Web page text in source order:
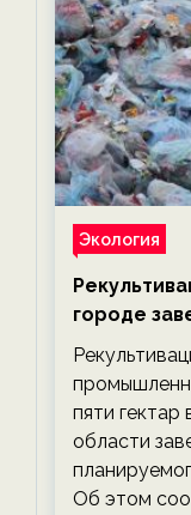
Экология
городе
экологии
пяти
области
Об этом